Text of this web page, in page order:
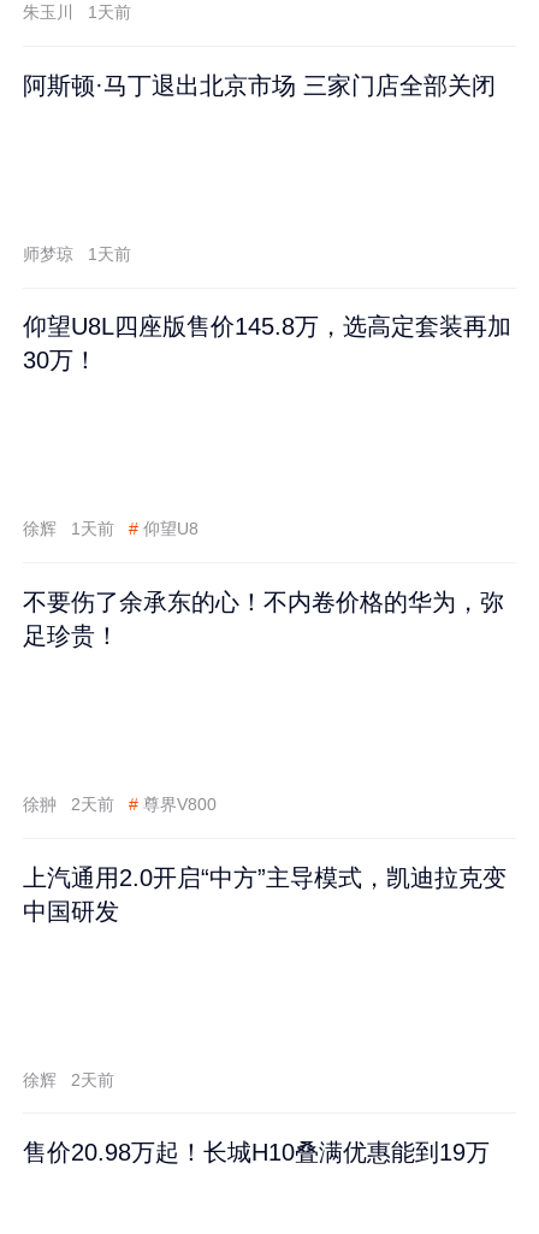
朱玉川 1天前
阿斯顿·马丁退出北京市场 三家门店全部关闭
师梦琼 1天前
仰望U8L四座版售价145.8万，选高定套装再加
30万！
徐辉 1天前 # 仰望U8
不要伤了余承东的心！不内卷价格的华为，弥
足珍贵！
徐翀 2天前 # 尊界V800
上汽通用2.0开启“中方”主导模式，凯迪拉克变
中国研发
徐辉 2天前
售价20.98万起！长城H10叠满优惠能到19万